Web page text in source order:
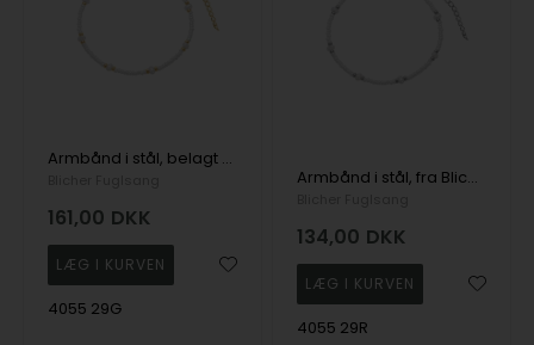
Armbånd i stål, belagt med 14 K guld, fra Blicher Fuglsang
161,00 DKK
4055 29G
Armbånd i stål, fra Blicher Fuglsang
134,00 DKK
4055 29R